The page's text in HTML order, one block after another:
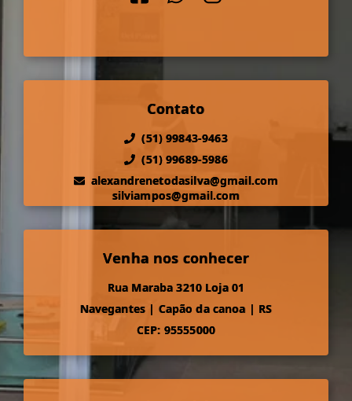
Contato
(51) 99843-9463
(51) 99689-5986
alexandrenetodasilva@gmail.com
silviampos@gmail.com
Venha nos conhecer
Rua Maraba 3210 Loja 01
Navegantes | Capão da canoa | RS
CEP: 95555000